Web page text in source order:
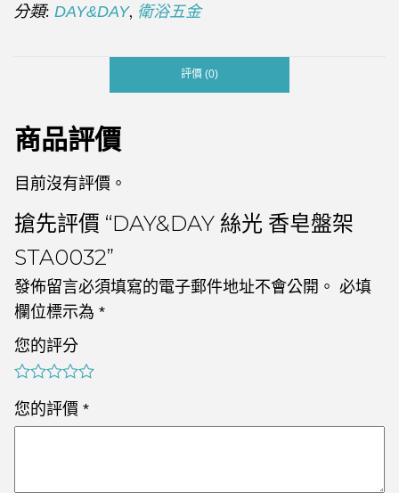
分類: DAY&DAY, 衛浴五金
評價 (0)
商品評價
目前沒有評價。
搶先評價 “DAY&DAY 絲光 香皂盤架
STA0032”
發佈留言必須填寫的電子郵件地址不會公開。 必填
欄位標示為 *
您的評分
您的評價 *